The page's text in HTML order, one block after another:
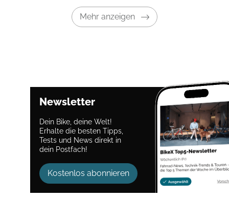
Mehr anzeigen
Newsletter
Dein Bike, deine Welt!
Erhalte die besten Tipps,
Tests und News direkt in
dein Postfach!
Kostenlos abonnieren